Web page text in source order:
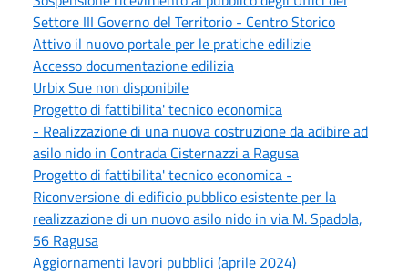
Settore III Governo del Territorio - Centro Storico
Attivo il nuovo portale per le pratiche edilizie
Accesso documentazione edilizia
Urbix Sue non disponibile
Progetto di fattibilita' tecnico economica
- Realizzazione di una nuova costruzione da adibire ad
asilo nido in Contrada Cisternazzi a Ragusa
Progetto di fattibilita' tecnico economica -
Riconversione di edificio pubblico esistente per la
realizzazione di un nuovo asilo nido in via M. Spadola,
56 Ragusa
Aggiornamenti lavori pubblici (aprile 2024)